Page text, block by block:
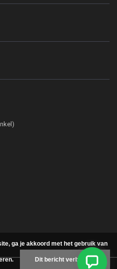
ga je akkoord met het gebruik van
Dit bericht verbergen